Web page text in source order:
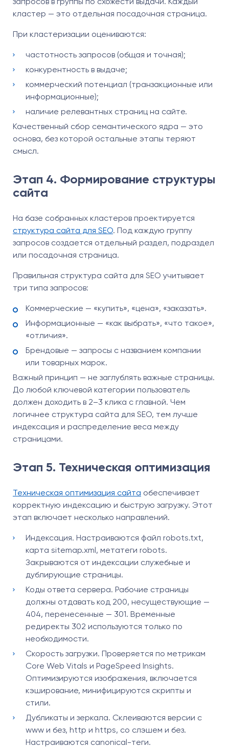
кластер — это отдельная посадочная страница.
При кластеризации оцениваются:
частотность запросов (общая и точная);
конкурентность в выдаче;
коммерческий потенциал (транзакционные или
информационные);
наличие релевантных страниц на сайте.
Качественный сбор семантического ядра — это
основа, без которой остальные этапы теряют
смысл.
Этап 4. Формирование структуры
сайта
На базе собранных кластеров проектируется
структура сайта для SEO. Под каждую группу
запросов создается отдельный раздел, подраздел
или посадочная страница.
Правильная структура сайта для SEO учитывает
три типа запросов:
Коммерческие — «купить», «цена», «заказать».
Информационные — «как выбрать», «что такое»,
«отличия».
Брендовые — запросы с названием компании
или товарных марок.
Важный принцип — не заглублять важные страницы.
До любой ключевой категории пользователь
должен доходить в 2–3 клика с главной. Чем
логичнее структура сайта для SEO, тем лучше
индексация и распределение веса между
страницами.
Этап 5. Техническая оптимизация
Техническая оптимизация сайта обеспечивает
корректную индексацию и быструю загрузку. Этот
этап включает несколько направлений.
Индексация. Настраиваются файл robots.txt,
карта sitemap.xml, метатеги robots.
Закрываются от индексации служебные и
дублирующие страницы.
Коды ответа сервера. Рабочие страницы
должны отдавать код 200, несуществующие —
404, перенесенные — 301. Временные
редиректы 302 используются только по
необходимости.
Скорость загрузки. Проверяется по метрикам
Core Web Vitals и PageSpeed Insights.
Оптимизируются изображения, включается
кэширование, минифицируются скрипты и
стили.
Дубликаты и зеркала. Склеиваются версии с
www и без, http и https, со слэшем и без.
Настраиваются canonical-теги.